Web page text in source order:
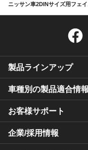
ニッサン車2DINサイズ用フェ
製品ラインアップ
車種別の製品適合情報
お客様サポート
企業/採用情報